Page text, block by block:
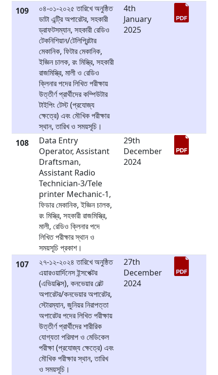
109
০৪-০১-২০২৫ তারিখে অনুষ্ঠিত
ডাটা এন্ট্রি অপারেটর, সহকারী
ড্রাফটসম্যান, সহকারী রেডিও
টেকনিশিয়ান/টেলিপ্রিন্টার
মেকানিক, ফিটার মেকানিক,
ইজ্ঞিন চালক, রং মিস্ত্রি, সহকারী
রাজমিস্ত্রি, মালী ও রেডিও
ক্লিনার পদের লিখিত পরীক্ষায়
উত্তীর্ণ প্রার্থীদের কম্পিউটার
টাইপিং টেস্ট (প্রযোজ্য
ক্ষেত্রে) এবং মৌখিক পরীক্ষার
স্থান, তারিখ ও সময়সূচি।
4th
January
2025
108
Data Entry
Operator, Assistant
Draftsman,
Assistant Radio
Technician-3/Tele
printer Mechanic-1,
ফিডার মেকানিক, ইজ্ঞিন চালক,
রং মিস্ত্রি, সহকারী রাজমিস্ত্রি,
মালী, রেডিও ক্লিনার পদে
লিখিত পরীক্ষার স্থান ও
সময়সূচি প্রকাশ।
29th
December
2024
107
২৭-১২-২০২৪ তারিখে অনুষ্ঠিত
এয়ারওয়ার্দিনেস ইন্সপেক্টর
(এভিয়নিক্স), কনভেয়ার বেল্ট
অপারেটর/কনভেয়ার অপারেটর,
স্টোরম্যান, জুনিয়র নিরাপত্তা
অপারেটর পদের লিখিত পরীক্ষায়
উত্তীর্ণ প্রার্থীদের শারীরিক
যোগ্যতা পরিমাপ ও মেডিকেল
পরীক্ষা (প্রযোজ্য ক্ষেত্রে) এবং
মৌখিক পরীক্ষার স্থান, তারিখ
ও সময়সূচি।
27th
December
2024